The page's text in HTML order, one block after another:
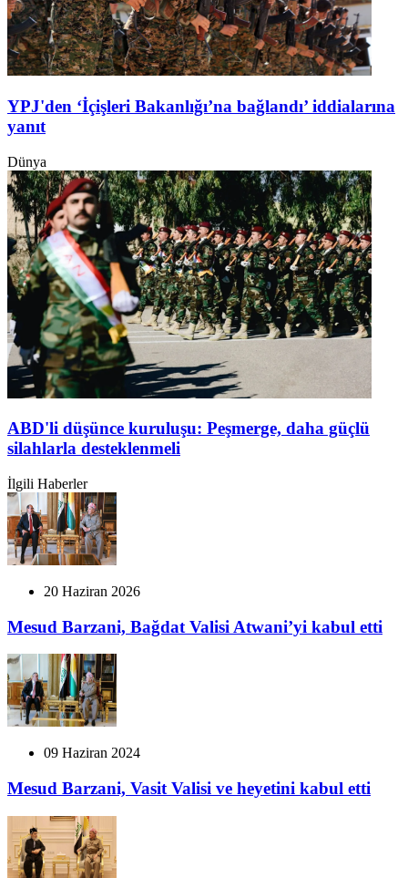
YPJ'den ‘İçişleri Bakanlığı’na bağlandı’ iddialarına
yanıt
Dünya
ABD'li düşünce kuruluşu: Peşmerge, daha güçlü
silahlarla desteklenmeli
İlgili Haberler
20 Haziran 2026
Mesud Barzani, Bağdat Valisi Atwani’yi kabul etti
09 Haziran 2024
Mesud Barzani, Vasit Valisi ve heyetini kabul etti